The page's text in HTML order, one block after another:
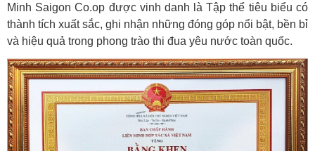
Minh Saigon Co.op được vinh danh là Tập thể tiêu biểu có
thành tích xuất sắc, ghi nhận những đóng góp nổi bật, bền bỉ
và hiệu quả trong phong trào thi đua yêu nước toàn quốc.